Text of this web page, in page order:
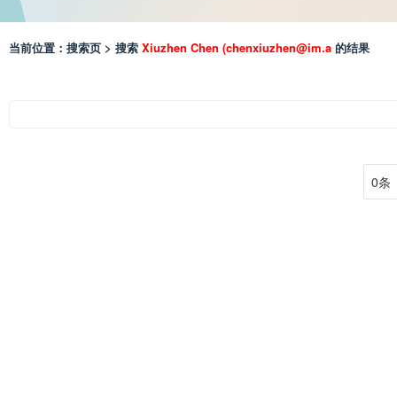
当前位置：搜索页 > 搜索 Xiuzhen Chen (chenxiuzhen@im.a 的结果
0条